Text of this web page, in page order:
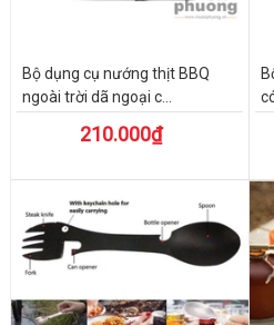
Bộ dụng cụ nướng thịt BBQ
ngoài trời dã ngoại c...
210.000₫